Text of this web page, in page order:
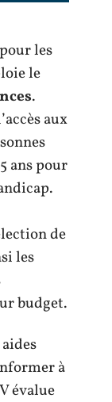
les
le
.
aux
ans pour
de
les
budget.
à
évalue